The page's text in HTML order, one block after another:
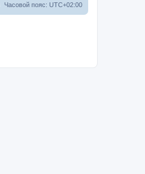
Часовой пояс: UTC+02:00